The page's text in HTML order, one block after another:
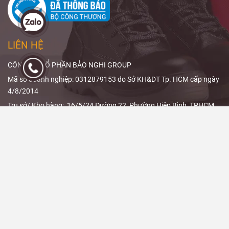
đương chì,
phạm vi che
phủ và thiết kế
sản phẩm.
bạn hiểu rõ
ALARA trong
X-quangvà
giảm liều
quả.
LIÊN HỆ
CÔNG TY CỔ PHẦN BẢO NGHI GROUP
Mã số doanh nghiệp: 0312879153 do Sở KH&DT Tp. HCM cấp ngày
4/8/2014
Trụ sở/ Kho hàng: 16/5/24 Đường 22, Phường Hiệp Bình, TPHCM